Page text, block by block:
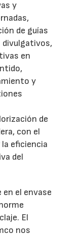
y
de guías
en
y
de
con el
eficiencia
del
en el envase
El
nos